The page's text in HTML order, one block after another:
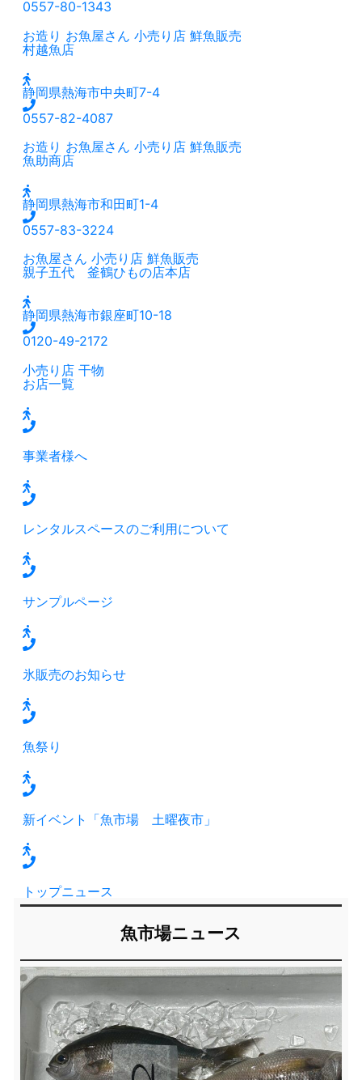
0557-80-1343
お造り お魚屋さん 小売り店 鮮魚販売
村越魚店
静岡県熱海市中央町7-4
0557-82-4087
お造り お魚屋さん 小売り店 鮮魚販売
魚助商店
静岡県熱海市和田町1-4
0557-83-3224
お魚屋さん 小売り店 鮮魚販売
親子五代 釜鶴ひもの店本店
静岡県熱海市銀座町10-18
0120-49-2172
小売り店 干物
お店一覧
事業者様へ
レンタルスペースのご利用について
サンプルページ
氷販売のお知らせ
魚祭り
新イベント「魚市場 土曜夜市」
トップニュース
魚市場ニュース